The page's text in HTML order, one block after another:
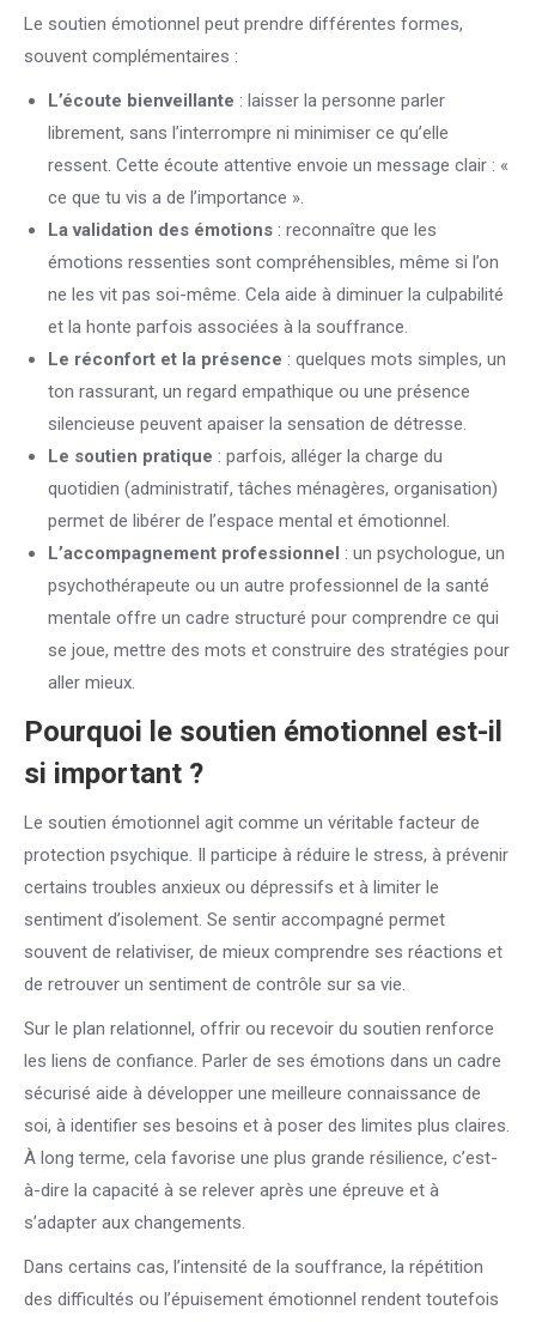
Le soutien émotionnel peut prendre différentes formes,
souvent complémentaires :
L’écoute bienveillante : laisser la personne parler
librement, sans l’interrompre ni minimiser ce qu’elle
ressent. Cette écoute attentive envoie un message clair : «
ce que tu vis a de l’importance ».
La validation des émotions : reconnaître que les
émotions ressenties sont compréhensibles, même si l’on
ne les vit pas soi-même. Cela aide à diminuer la culpabilité
et la honte parfois associées à la souffrance.
Le réconfort et la présence : quelques mots simples, un
ton rassurant, un regard empathique ou une présence
silencieuse peuvent apaiser la sensation de détresse.
Le soutien pratique : parfois, alléger la charge du
quotidien (administratif, tâches ménagères, organisation)
permet de libérer de l’espace mental et émotionnel.
L’accompagnement professionnel : un psychologue, un
psychothérapeute ou un autre professionnel de la santé
mentale offre un cadre structuré pour comprendre ce qui
se joue, mettre des mots et construire des stratégies pour
aller mieux.
Pourquoi le soutien émotionnel est-il
si important ?
Le soutien émotionnel agit comme un véritable facteur de
protection psychique. Il participe à réduire le stress, à prévenir
certains troubles anxieux ou dépressifs et à limiter le
sentiment d’isolement. Se sentir accompagné permet
souvent de relativiser, de mieux comprendre ses réactions et
de retrouver un sentiment de contrôle sur sa vie.
Sur le plan relationnel, offrir ou recevoir du soutien renforce
les liens de confiance. Parler de ses émotions dans un cadre
sécurisé aide à développer une meilleure connaissance de
soi, à identifier ses besoins et à poser des limites plus claires.
À long terme, cela favorise une plus grande résilience, c’est-
à-dire la capacité à se relever après une épreuve et à
s’adapter aux changements.
Dans certains cas, l’intensité de la souffrance, la répétition
des difficultés ou l’épuisement émotionnel rendent toutefois